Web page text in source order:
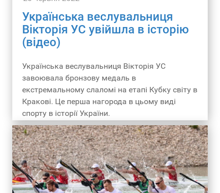
Українська веслувальниця
Вікторія УС увійшла в історію
(відео)
Українська веслувальниця Вікторія УС
завоювала бронзову медаль в
екстремальному слаломі на етапі Кубку світу в
Кракові. Це перша нагорода в цьому виді
спорту в історії України.